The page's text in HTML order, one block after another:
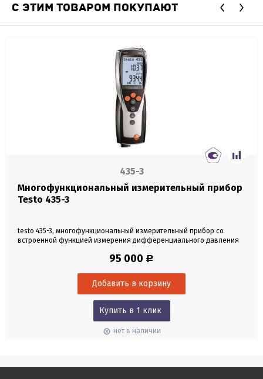
С ЭТИМ ТОВАРОМ ПОКУПАЮТ
435-3
Многофункциональный измерительный прибор
Testo 435-3
testo 435-­3, многофункциональный измерительный прибор со
встроенной функцией измерения дифференциального давления
батарейку и заводской протокол калибровки. Профессиональный
помещениях и окружающей среде, наладке и проверке систем
95 000 Р
Купить в 1 клик
нет в наличии